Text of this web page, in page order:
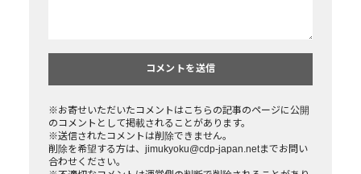
※お寄せいただいたコメントはこちらの記事のページに公開
のコメントとして掲載されることがあります。
※送信されたコメントは削除できません。
削除を希望する方は、jimukyoku@cdp-japan.netまでお問い
合わせください。